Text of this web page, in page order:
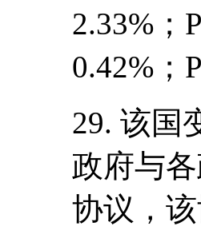
2.33%；
0.42%；
29. 该国
政府与
协议，